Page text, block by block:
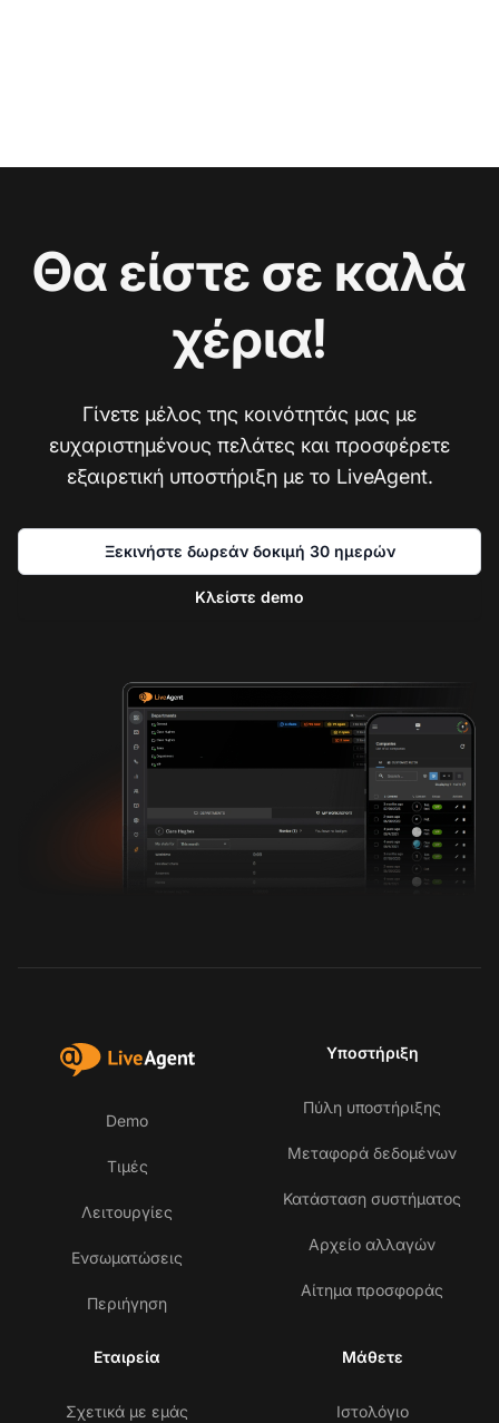
Θα είστε σε καλά
χέρια!
Γίνετε μέλος της κοινότητάς μας με
ευχαριστημένους πελάτες και προσφέρετε
εξαιρετική υποστήριξη με το LiveAgent.
Ξεκινήστε δωρεάν δοκιμή 30 ημερών
Κλείστε demo
Demo
Τιμές
Λειτουργίες
Ενσωματώσεις
Περιήγηση
Υποστήριξη
Πύλη υποστήριξης
Μεταφορά δεδομένων
Κατάσταση συστήματος
Αρχείο αλλαγών
Αίτημα προσφοράς
Εταιρεία
Σχετικά με εμάς
Μάθετε
Ιστολόγιο